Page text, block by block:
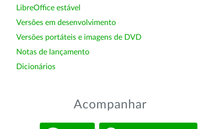
LibreOffice estável
Versões em desenvolvimento
Versões portáteis e imagens de DVD
Notas de lançamento
Dicionários
Acompanhar